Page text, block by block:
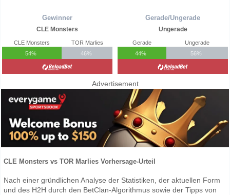
Gewinner
CLE Monsters
CLE Monsters
54%
TOR Marlies
46%
Gerade/Ungerade
Ungerade
Gerade
44%
Ungerade
56%
Advertisement
CLE Monsters vs TOR Marlies Vorhersage-Urteil
Nach einer gründlichen Analyse der Statistiken, der aktuellen Form
und des H2H durch den BetClan-Algorithmus sowie der Tipps von